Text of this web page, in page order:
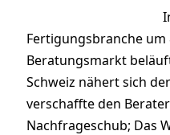
Fertigungsbranche um
Beratungsmarkt
Schweiz nähert sich
verschaffte den
Nachfrageschub; Das